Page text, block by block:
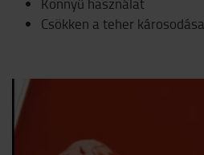
Csökken a teher károsodása